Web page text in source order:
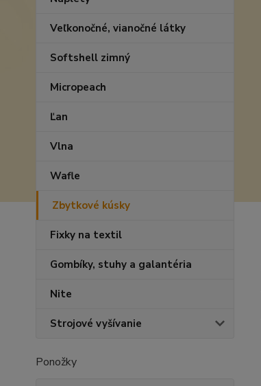
Veľkonočné, vianočné látky
Softshell zimný
Micropeach
Ľan
Vlna
Wafle
Zbytkové kúsky
Fixky na textil
Gombíky, stuhy a galantéria
Nite
Strojové vyšívanie
Ponožky